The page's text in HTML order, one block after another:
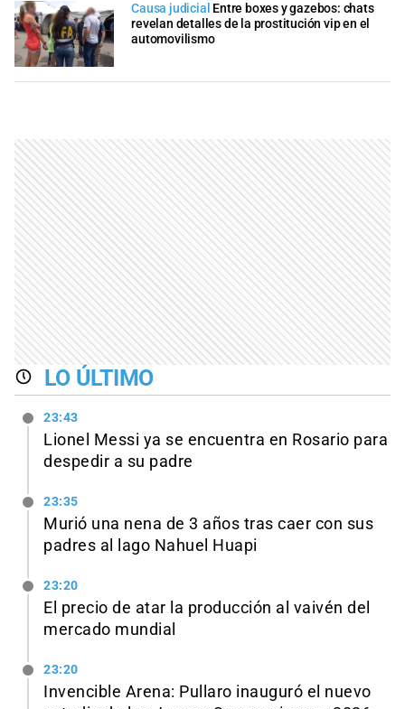
Causa judicial Entre boxes y gazebos: chats
revelan detalles de la prostitución vip en el
automovilismo
LO ÚLTIMO
23:43
Lionel Messi ya se encuentra en Rosario para
despedir a su padre
23:35
Murió una nena de 3 años tras caer con sus
padres al lago Nahuel Huapi
23:20
El precio de atar la producción al vaivén del
mercado mundial
23:20
Invencible Arena: Pullaro inauguró el nuevo